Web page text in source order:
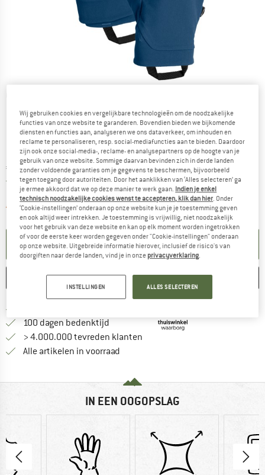
Prijs:
€ 79,95 incl. BTW
Gratis verzending(NL) Nederland. Informatie over de
Artikel momenteel helaas uitverkocht.De link wordt geopend in een
KENNISGEVING AANMAKEN
ONTHOUDEN VERGELIJKEN
100 dagen bedenktijd Vind de betalingsinformatie hier!
> 4.000.000 tevreden klanten
Alle artikelen in voorraad
IN EEN OOGOPSLAG
Wij gebruiken cookies en vergelijkbare technologieën om de noodzakelijke
functies van onze website te garanderen. Bovendien bieden we bijkomende
diensten en functies aan, analyseren we ons dataverkeer, om inhouden en
reclame te personaliseren, resp. social-mediafuncties aan te bieden. Daardoor
zijn ook onze social-media-, reclame- en analysepartners op de hoogte van je
gebruik van onze website. Sommige daarvan bevinden zich in derde landen
zonder voldoende garanties om je gegevens te beschermen, bijvoorbeeld
tegen toegang door autoriteiten. Door het aanklikken van ‘Alles selecteren’ ga
je ermee akkoord dat we op deze manier te werk gaan. Indien je enkel
technisch noodzakelijke cookies wenst te accepteren, klik dan hier . Onder
‘Cookie-instellingen’ onderaan op onze website kun je je toestemming geven
en ook altijd weer intrekken. Je toestemming is vrijwillig, niet noodzakelijk
voor het gebruik van deze website en kan op elk moment worden ingetrokken
of voor de eerste keer worden gegeven onder "Cookie-instellingen" onderaan
op onze website. Uitgebreide informatie hierover, inclusief de risico's van
doorgiften naar derde landen, vind je in onze privacyverklaring
INSTELLINGEN ALLES SELECTEREN